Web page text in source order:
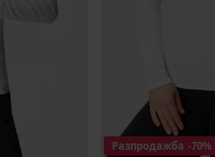
Разпродажба -70%